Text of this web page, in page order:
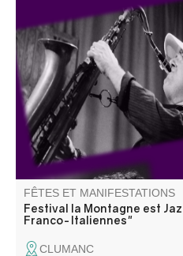
Concert « Il suffit de passer
musiciens italiens et français
jouer ensemble. Information
FÊTES ET MANIFESTATIONS
Festival la Montagne est
Franco-Italiennes"
CLUMANC